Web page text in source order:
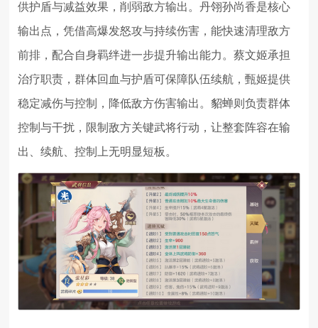
供护盾与减益效果，削弱敌方输出。丹翎孙尚香是核心
输出点，凭借高爆发怒攻与持续伤害，能快速清理敌方
前排，配合自身羁绊进一步提升输出能力。蔡文姬承担
治疗职责，群体回血与护盾可保障队伍续航，甄姬提供
稳定减伤与控制，降低敌方伤害输出。貂蝉则负责群体
控制与干扰，限制敌方关键武将行动，让整套阵容在输
出、续航、控制上无明显短板。